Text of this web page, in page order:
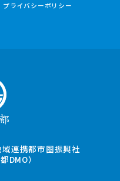
プライバシーポリシー
連携都市圏振興社
DMO）